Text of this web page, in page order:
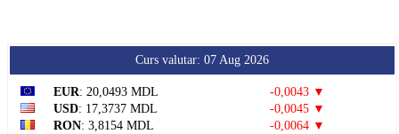
Curs valutar: 07 Aug 2026
EUR: 20,0493 MDL
-0,0043 ▼
USD: 17,3737 MDL
-0,0045 ▼
RON: 3,8154 MDL
-0,0064 ▼